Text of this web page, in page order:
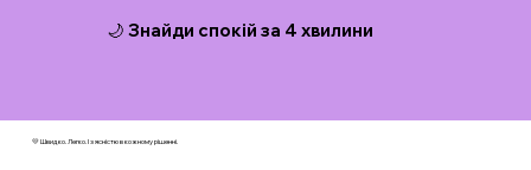
🌙 Знайди спокій за 4 хвилини
💛 Швидко. Легко. І з ясністю в кожному рішенні.